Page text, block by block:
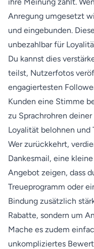
Anregung umgesetzt
und eingebunden.
unbezahlbar für
Du kannst dies
teilst, Nutzerfotos
engagiertesten
Kunden eine Stimme
zu Sprachrohren deiner
Loyalität belohnen und
Wer zurückkehrt,
Dankesmail, eine
Angebot zeigen, dass
Treueprogramm oder
Bindung zusätzlich
Rabatte, sondern um
Mache es zudem
unkompliziertes